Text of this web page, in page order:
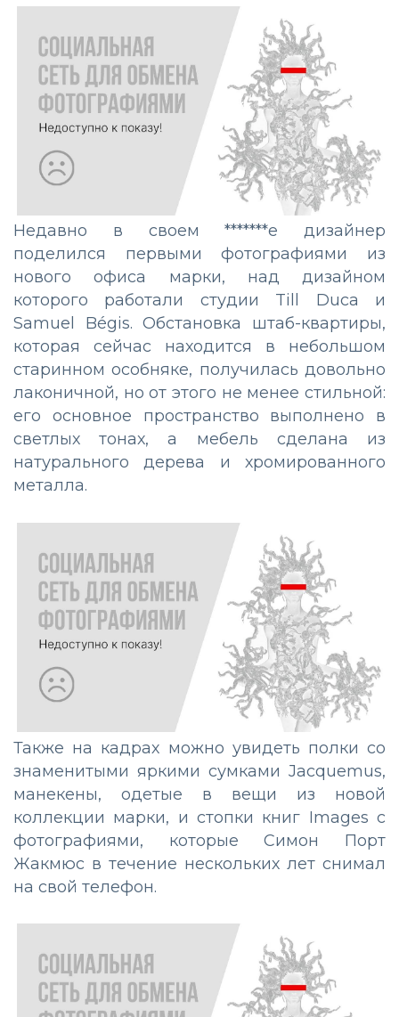
Недавно в своем *******е дизайнер
поделился первыми фотографиями из
нового офиса марки, над дизайном
которого работали студии Till Duca и
Samuel Bégis. Обстановка штаб-квартиры,
которая сейчас находится в небольшом
старинном особняке, получилась довольно
лаконичной, но от этого не менее стильной:
его основное пространство выполнено в
светлых тонах, а мебель сделана из
натурального дерева и хромированного
металла.
Также на кадрах можно увидеть полки со
знаменитыми яркими сумками Jacquemus,
манекены, одетые в вещи из новой
коллекции марки, и стопки книг Images с
фотографиями, которые Симон Порт
Жакмюс в течение нескольких лет снимал
на свой телефон.